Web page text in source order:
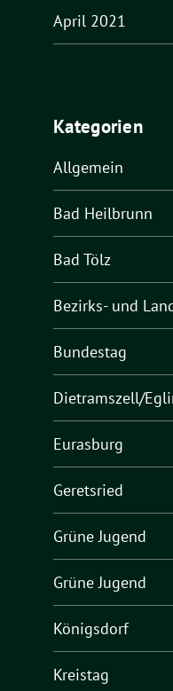
April 2021
Kategorien
Allgemein
Bad Heilbrunn
Bad Tölz
Bezirks- und
Bundestag
Dietramszell/
Eurasburg
Geretsried
Grüne Jugend
Grüne Jugend
Königsdorf
Kreistag